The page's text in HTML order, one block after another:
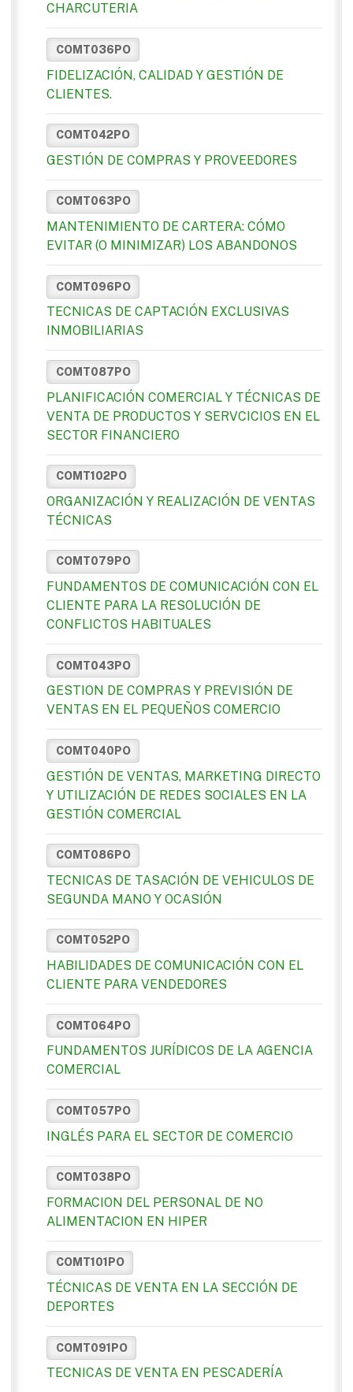
CHARCUTERIA
COMT036PO
FIDELIZACIÓN, CALIDAD Y GESTIÓN DE
CLIENTES.
COMT042PO
GESTIÓN DE COMPRAS Y PROVEEDORES
COMT063PO
MANTENIMIENTO DE CARTERA: CÓMO
EVITAR (O MINIMIZAR) LOS ABANDONOS
COMT096PO
TECNICAS DE CAPTACIÓN EXCLUSIVAS
INMOBILIARIAS
COMT087PO
PLANIFICACIÓN COMERCIAL Y TÉCNICAS DE
VENTA DE PRODUCTOS Y SERVCICIOS EN EL
SECTOR FINANCIERO
COMT102PO
ORGANIZACIÓN Y REALIZACIÓN DE VENTAS
TÉCNICAS
COMT079PO
FUNDAMENTOS DE COMUNICACIÓN CON EL
CLIENTE PARA LA RESOLUCIÓN DE
CONFLICTOS HABITUALES
COMT043PO
GESTION DE COMPRAS Y PREVISIÓN DE
VENTAS EN EL PEQUEÑOS COMERCIO
COMT040PO
GESTIÓN DE VENTAS, MARKETING DIRECTO
Y UTILIZACIÓN DE REDES SOCIALES EN LA
GESTIÓN COMERCIAL
COMT086PO
TECNICAS DE TASACIÓN DE VEHICULOS DE
SEGUNDA MANO Y OCASIÓN
COMT052PO
HABILIDADES DE COMUNICACIÓN CON EL
CLIENTE PARA VENDEDORES
COMT064PO
FUNDAMENTOS JURÍDICOS DE LA AGENCIA
COMERCIAL
COMT057PO
INGLÉS PARA EL SECTOR DE COMERCIO
COMT038PO
FORMACION DEL PERSONAL DE NO
ALIMENTACION EN HIPER
COMT101PO
TÉCNICAS DE VENTA EN LA SECCIÓN DE
DEPORTES
COMT091PO
TECNICAS DE VENTA EN PESCADERÍA